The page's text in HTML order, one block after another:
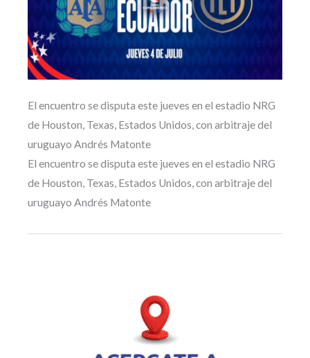
El encuentro se disputa este jueves en el estadio NRG
de Houston, Texas, Estados Unidos, con arbitraje del
uruguayo Andrés Matonte
El encuentro se disputa este jueves en el estadio NRG
de Houston, Texas, Estados Unidos, con arbitraje del
uruguayo Andrés Matonte